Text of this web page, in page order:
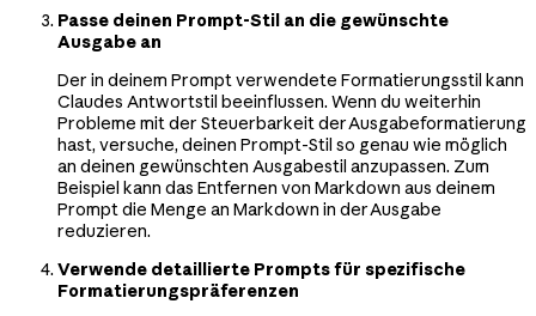
Passe deinen Prompt-Stil an die gewünschte
Ausgabe an
Der in deinem Prompt verwendete Formatierungsstil kann
Claudes Antwortstil beeinflussen. Wenn du weiterhin
Probleme mit der Steuerbarkeit der Ausgabeformatierung
hast, versuche, deinen Prompt-Stil so genau wie möglich
an deinen gewünschten Ausgabestil anzupassen. Zum
Beispiel kann das Entfernen von Markdown aus deinem
Prompt die Menge an Markdown in der Ausgabe
reduzieren.
Verwende detaillierte Prompts für spezifische
Formatierungspräferenzen